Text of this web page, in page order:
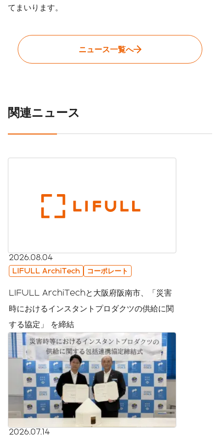
てまいります。
ニュース一覧へ
関連ニュース
2026.08.04
LIFULL ArchiTech コーポレート
LIFULL ArchiTechと大阪府阪南市、「災害
時におけるインスタントプロダクツの供給に関
する協定」 を締結
2026.07.14